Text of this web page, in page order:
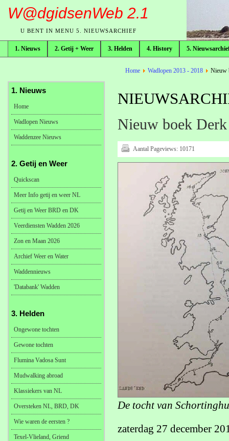
W@dgidsenWeb 2.1
U BENT IN MENU 5. NIEUWSARCHIEF
1. Nieuws 2. Getij + Weer 3. Helden 4. History 5.
broodkruimelpad
Home Wadlopen 2013 - 2018 Nieuw
Nieuw boek
Aantal Pageviews: 10171
De tocht van
zaterdag 27 december
1. Nieuws
Home
Wadlopen Nieuws
Waddenzee Nieuws
2. Getij en Weer
Quickscan
Meer Info getij en weer NL
Getij en Weer BRD en DK
Veerdiensten Wadden 2026
Zon en Maan 2026
Archief Weer en Water
Waddennieuws
'Databank' Wadden
3. Helden
Ongewone tochten
Gewone tochten
Flumina Vadosa Sunt
Mudwalking abroad
Klassiekers van NL
Oversteken NL, BRD, DK
Wie waren de eersten ?
Texel-Vlieland, Griend